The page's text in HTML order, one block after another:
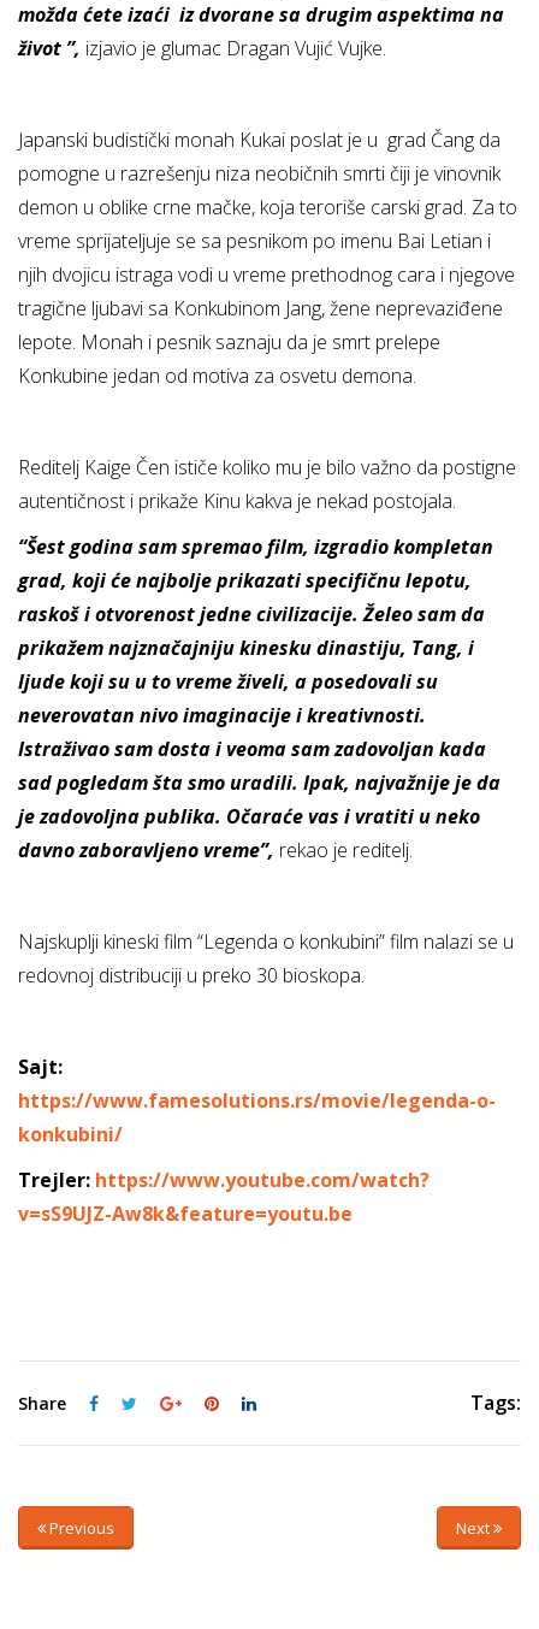
možda ćete izaći iz dvorane sa drugim aspektima na
život ”, izjavio je glumac Dragan Vujić Vujke.
Japanski budistički monah Kukai poslat je u grad Čang da
pomogne u razrešenju niza neobičnih smrti čiji je vinovnik
demon u oblike crne mačke, koja teroriše carski grad. Za to
vreme sprijateljuje se sa pesnikom po imenu Bai Letian i
njih dvojicu istraga vodi u vreme prethodnog cara i njegove
tragične ljubavi sa Konkubinom Jang, žene neprevaziđene
lepote. Monah i pesnik saznaju da je smrt prelepe
Konkubine jedan od motiva za osvetu demona.
Reditelj Kaige Čen ističe koliko mu je bilo važno da postigne
autentičnost i prikaže Kinu kakva je nekad postojala.
“Šest godina sam spremao film, izgradio kompletan
grad, koji će najbolje prikazati specifičnu lepotu,
raskoš i otvorenost jedne civilizacije. Želeo sam da
prikažem najznačajniju kinesku dinastiju, Tang, i
ljude koji su u to vreme živeli, a posedovali su
neverovatan nivo imaginacije i kreativnosti.
Istraživao sam dosta i veoma sam zadovoljan kada
sad pogledam šta smo uradili. Ipak, najvažnije je da
je zadovoljna publika. Očaraće vas i vratiti u neko
davno zaboravljeno vreme”, rekao je reditelj.
Najskuplji kineski film “Legenda o konkubini” film nalazi se u
redovnoj distribuciji u preko 30 bioskopa.
Sajt:
https://www.famesolutions.rs/movie/legenda-o-
konkubini/
Trejler: https://www.youtube.com/watch?
v=sS9UJZ-Aw8k&feature=youtu.be
Share Tags:
Previous Next